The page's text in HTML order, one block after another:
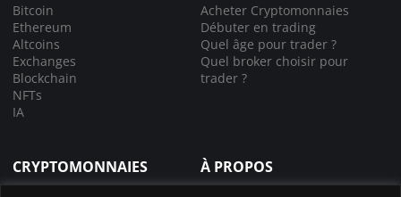
Bitcoin
Ethereum
Altcoins
Exchanges
Blockchain
NFTs
IA
Acheter Cryptomonnaies
Débuter en trading
Quel âge pour trader ?
Quel broker choisir pour
trader ?
CRYPTOMONNAIES À PROPOS